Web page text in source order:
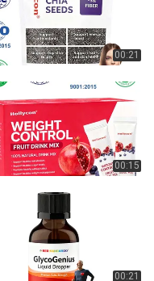
00:21
00:15
00:21